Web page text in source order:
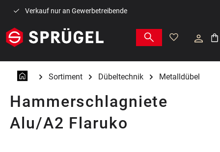
Zum Hauptinhalt springen
Verkauf nur an Gewerbetreibende
Sortiment Dübeltechnik Metalldübel
Hammerschlagniete
Alu/A2 Flaruko